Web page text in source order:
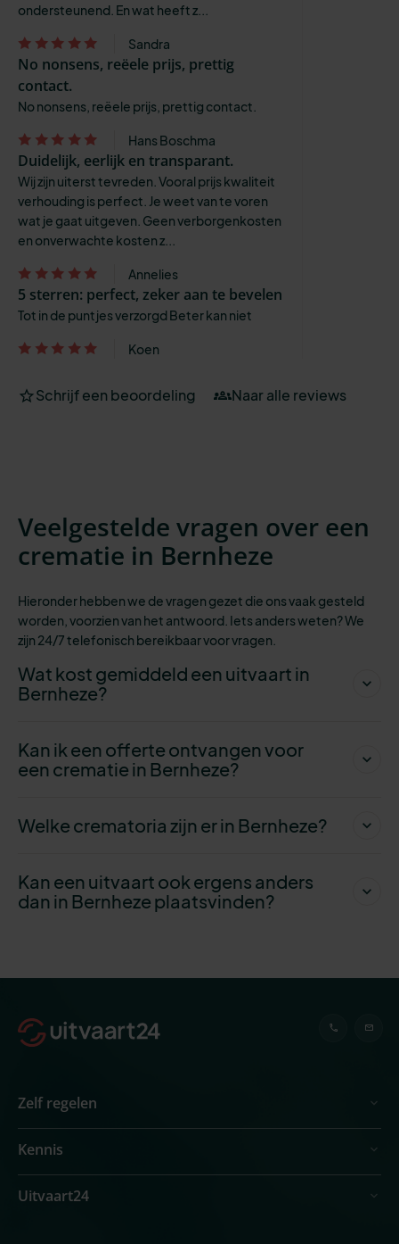
ondersteunend. En wat heeft z...
Sandra
No nonsens, reëele prijs, prettig
contact.
No nonsens, reëele prijs, prettig contact.
Hans Boschma
Duidelijk, eerlijk en transparant.
Wij zijn uiterst tevreden. Vooral prijs kwaliteit
verhouding is perfect. Je weet van te voren
wat je gaat uitgeven. Geen verborgenkosten
en onverwachte kosten z...
Annelies
5 sterren: perfect, zeker aan te bevelen
Tot in de puntjes verzorgd Beter kan niet
Koen
Schrijf een beoordeling Naar alle reviews
Veelgestelde vragen over een
crematie in Bernheze
Hieronder hebben we de vragen gezet die ons vaak gesteld
worden, voorzien van het antwoord. Iets anders weten? We
zijn 24/7 telefonisch bereikbaarvoor vragen.
Wat kost gemiddeld een uitvaart in
Bernheze?
Kan ik een offerte ontvangen voor
een crematie in Bernheze?
Welke crematoria zijn er in Bernheze?
Kan een uitvaart ook ergens anders
dan in Bernheze plaatsvinden?
Zelf regelen
Kennis
Uitvaart24